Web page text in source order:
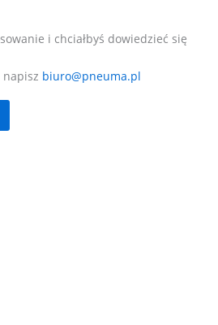
i chciałbyś dowiedzieć się
biuro@pneuma.pl